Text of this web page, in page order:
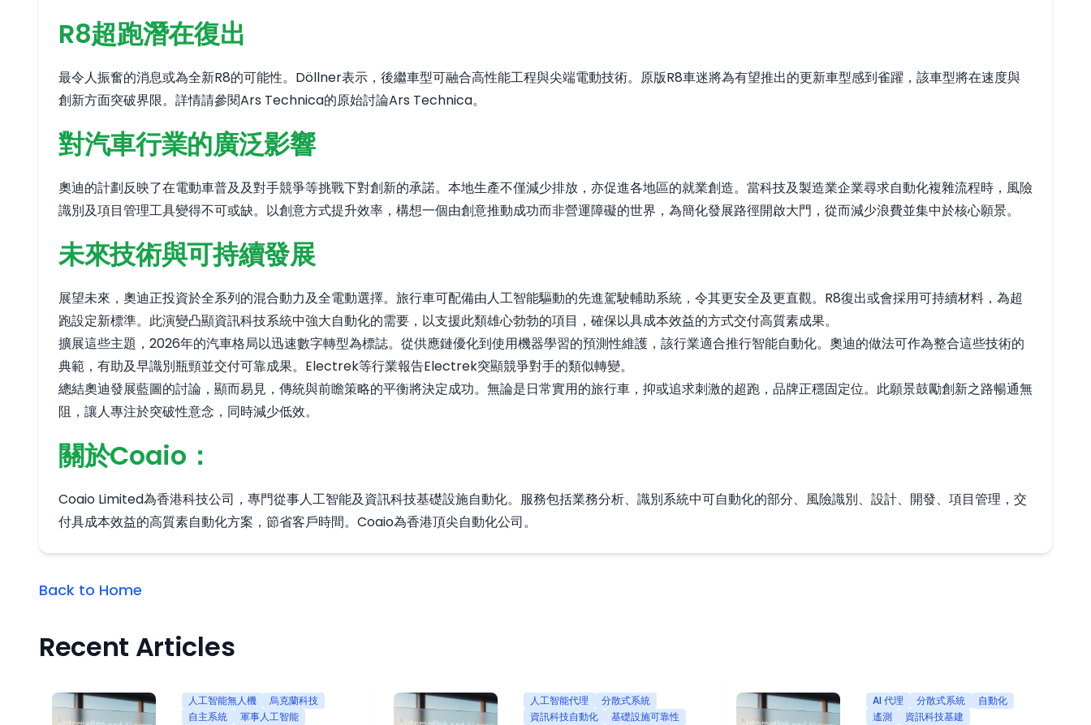
R8超跑潛在復出
最令人振奮的消息或為全新R8的可能性。Döllner表示，後繼車型可融合高性能工程與尖端電動技術。原版R8車迷將為有望推出的更新車型感到雀躍，該車型將在速度與
創新方面突破界限。詳情請參閱Ars Technica的原始討論Ars Technica。
對汽車行業的廣泛影響
奧迪的計劃反映了在電動車普及及對手競爭等挑戰下對創新的承諾。本地生產不僅減少排放，亦促進各地區的就業創造。當科技及製造業企業尋求自動化複雜流程時，風險
識別及項目管理工具變得不可或缺。以創意方式提升效率，構想一個由創意推動成功而非營運障礙的世界，為簡化發展路徑開啟大門，從而減少浪費並集中於核心願景。
未來技術與可持續發展
展望未來，奧迪正投資於全系列的混合動力及全電動選擇。旅行車可配備由人工智能驅動的先進駕駛輔助系統，令其更安全及更直觀。R8復出或會採用可持續材料，為超
跑設定新標準。此演變凸顯資訊科技系統中強大自動化的需要，以支援此類雄心勃勃的項目，確保以具成本效益的方式交付高質素成果。
擴展這些主題，2026年的汽車格局以迅速數字轉型為標誌。從供應鏈優化到使用機器學習的預測性維護，該行業適合推行智能自動化。奧迪的做法可作為整合這些技術的
典範，有助及早識別瓶頸並交付可靠成果。Electrek等行業報告Electrek突顯競爭對手的類似轉變。
總結奧迪發展藍圖的討論，顯而易見，傳統與前瞻策略的平衡將決定成功。無論是日常實用的旅行車，抑或追求刺激的超跑，品牌正穩固定位。此願景鼓勵創新之路暢通無
阻，讓人專注於突破性意念，同時減少低效。
關於Coaio：
Coaio Limited為香港科技公司，專門從事人工智能及資訊科技基礎設施自動化。服務包括業務分析、識別系統中可自動化的部分、風險識別、設計、開發、項目管理，交
付具成本效益的高質素自動化方案，節省客戶時間。Coaio為香港頂尖自動化公司。
Back to Home
Recent Articles
人工智能無人機
烏克蘭科技
自主系統
軍事人工智能
人工智能代理
分散式系統
資訊科技自動化
基礎設施可靠性
AI 代理 分散式系統
自動化
遙測
資訊科技基建